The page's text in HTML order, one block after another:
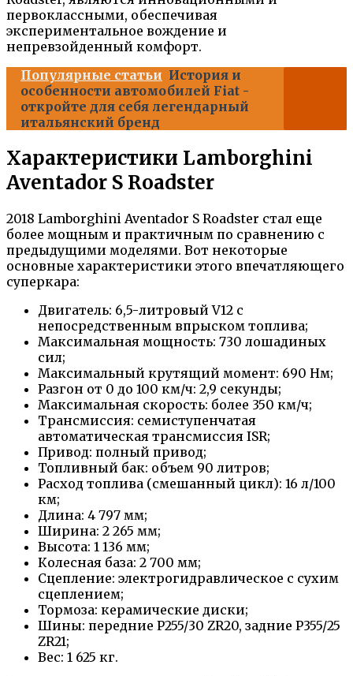
первоклассными, обеспечивая
экспериментальное вождение и
непревзойденный комфорт.
Популярные статьи История и
особенности автомобилей Fiat -
откройте для себя легендарный
итальянский бренд
Характеристики Lamborghini
Aventador S Roadster
2018 Lamborghini Aventador S Roadster стал еще
более мощным и практичным по сравнению с
предыдущими моделями. Вот некоторые
основные характеристики этого впечатляющего
суперкара:
Двигатель: 6,5-литровый V12 с
непосредственным впрыском топлива;
Максимальная мощность: 730 лошадиных
сил;
Максимальный крутящий момент: 690 Нм;
Разгон от 0 до 100 км/ч: 2,9 секунды;
Максимальная скорость: более 350 км/ч;
Трансмиссия: семиступенчатая
автоматическая трансмиссия ISR;
Привод: полный привод;
Топливный бак: объем 90 литров;
Расход топлива (смешанный цикл): 16 л/100
км;
Длина: 4 797 мм;
Ширина: 2 265 мм;
Высота: 1 136 мм;
Колесная база: 2 700 мм;
Сцепление: электрогидравлическое с сухим
сцеплением;
Тормоза: керамические диски;
Шины: передние P255/30 ZR20, задние P355/25
ZR21;
Вес: 1 625 кг.